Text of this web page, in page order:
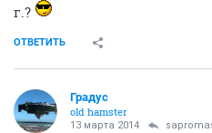
г.?
ОТВЕТИТЬ
Градус
old hamster
13 марта 2014